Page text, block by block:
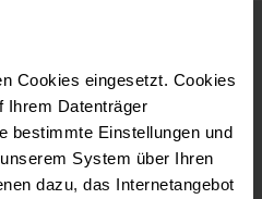
Cookies eingesetzt. Cookies
Ihrem Datenträger
bestimmte Einstellungen und
System über Ihren
dazu, das Internetangebot